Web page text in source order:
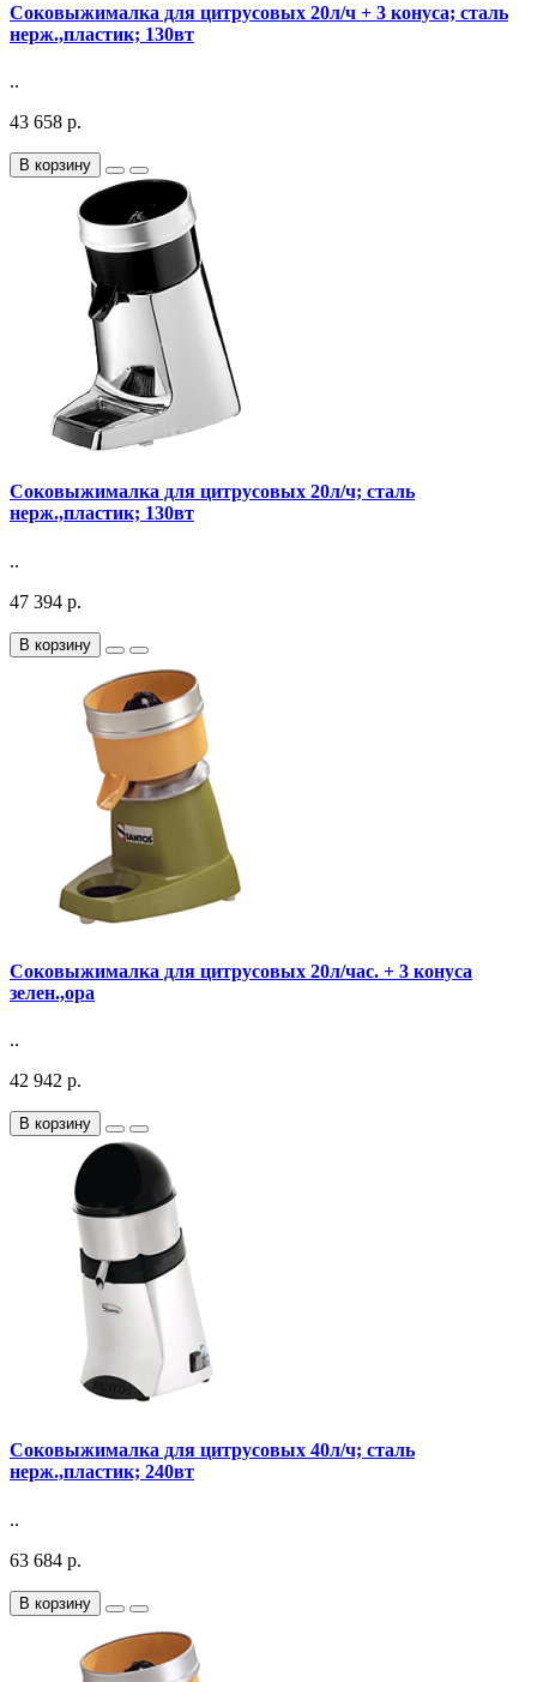
Соковыжималка для цитрусовых 20л/ч + 3 конуса; сталь
нерж.,пластик; 130вт
..
43 658 р.
В корзину
Соковыжималка для цитрусовых 20л/ч; сталь
нерж.,пластик; 130вт
..
47 394 р.
В корзину
Соковыжималка для цитрусовых 20л/час. + 3 конуса
зелен.,ора
..
42 942 р.
В корзину
Соковыжималка для цитрусовых 40л/ч; сталь
нерж.,пластик; 240вт
..
63 684 р.
В корзину